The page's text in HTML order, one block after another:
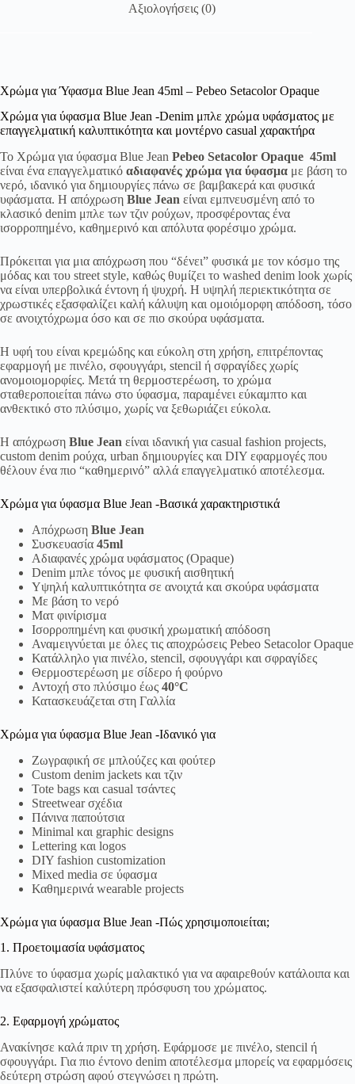
Αξιολογήσεις (0)
Χρώμα για Ύφασμα Blue Jean 45ml – Pebeo Setacolor Opaque
Χρώμα για ύφασμα Blue Jean -Denim μπλε χρώμα υφάσματος με
επαγγελματική καλυπτικότητα και μοντέρνο casual χαρακτήρα
Το Χρώμα για ύφασμα Blue Jean Pebeo Setacolor Opaque 45ml
είναι ένα επαγγελματικό αδιαφανές χρώμα για ύφασμα με βάση το
νερό, ιδανικό για δημιουργίες πάνω σε βαμβακερά και φυσικά
υφάσματα. Η απόχρωση Blue Jean είναι εμπνευσμένη από το
κλασικό denim μπλε των τζιν ρούχων, προσφέροντας ένα
ισορροπημένο, καθημερινό και απόλυτα φορέσιμο χρώμα.
Πρόκειται για μια απόχρωση που “δένει” φυσικά με τον κόσμο της
μόδας και του street style, καθώς θυμίζει το washed denim look χωρίς
να είναι υπερβολικά έντονη ή ψυχρή. Η υψηλή περιεκτικότητα σε
χρωστικές εξασφαλίζει καλή κάλυψη και ομοιόμορφη απόδοση, τόσο
σε ανοιχτόχρωμα όσο και σε πιο σκούρα υφάσματα.
Η υφή του είναι κρεμώδης και εύκολη στη χρήση, επιτρέποντας
εφαρμογή με πινέλο, σφουγγάρι, stencil ή σφραγίδες χωρίς
ανομοιομορφίες. Μετά τη θερμοστερέωση, το χρώμα
σταθεροποιείται πάνω στο ύφασμα, παραμένει εύκαμπτο και
ανθεκτικό στο πλύσιμο, χωρίς να ξεθωριάζει εύκολα.
Η απόχρωση Blue Jean είναι ιδανική για casual fashion projects,
custom denim ρούχα, urban δημιουργίες και DIY εφαρμογές που
θέλουν ένα πιο “καθημερινό” αλλά επαγγελματικό αποτέλεσμα.
Χρώμα για ύφασμα Blue Jean -Βασικά χαρακτηριστικά
Απόχρωση Blue Jean
Συσκευασία 45ml
Αδιαφανές χρώμα υφάσματος (Opaque)
Denim μπλε τόνος με φυσική αισθητική
Υψηλή καλυπτικότητα σε ανοιχτά και σκούρα υφάσματα
Με βάση το νερό
Ματ φινίρισμα
Ισορροπημένη και φυσική χρωματική απόδοση
Αναμειγνύεται με όλες τις αποχρώσεις Pebeo Setacolor Opaque
Κατάλληλο για πινέλο, stencil, σφουγγάρι και σφραγίδες
Θερμοστερέωση με σίδερο ή φούρνο
Αντοχή στο πλύσιμο έως 40°C
Κατασκευάζεται στη Γαλλία
Χρώμα για ύφασμα Blue Jean -Ιδανικό για
Ζωγραφική σε μπλούζες και φούτερ
Custom denim jackets και τζιν
Tote bags και casual τσάντες
Streetwear σχέδια
Πάνινα παπούτσια
Minimal και graphic designs
Lettering και logos
DIY fashion customization
Mixed media σε ύφασμα
Καθημερινά wearable projects
Χρώμα για ύφασμα Blue Jean -Πώς χρησιμοποιείται;
1. Προετοιμασία υφάσματος
Πλύνε το ύφασμα χωρίς μαλακτικό για να αφαιρεθούν κατάλοιπα και
να εξασφαλιστεί καλύτερη πρόσφυση του χρώματος.
2. Εφαρμογή χρώματος
Ανακίνησε καλά πριν τη χρήση. Εφάρμοσε με πινέλο, stencil ή
σφουγγάρι. Για πιο έντονο denim αποτέλεσμα μπορείς να εφαρμόσεις
δεύτερη στρώση αφού στεγνώσει η πρώτη.